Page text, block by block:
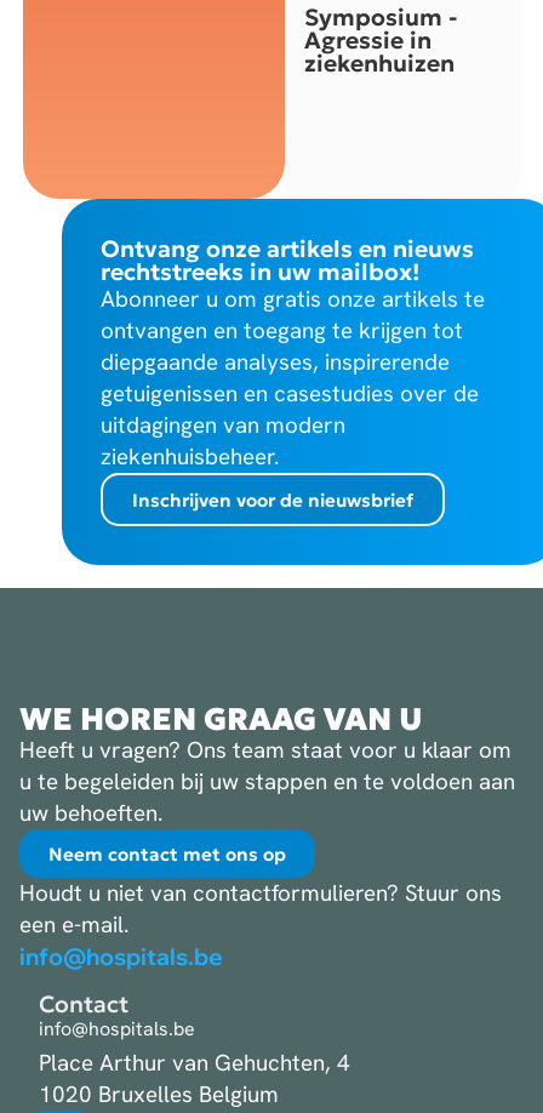
Symposium -
Agressie in
ziekenhuizen
Ontvang onze artikels en nieuws
rechtstreeks in uw mailbox!
Abonneer u om gratis onze artikels te
ontvangen en toegang te krijgen tot
diepgaande analyses, inspirerende
getuigenissen en casestudies over de
uitdagingen van modern
ziekenhuisbeheer.
Inschrijven voor de nieuwsbrief
WE HOREN GRAAG VAN U
Heeft u vragen? Ons team staat voor u klaar om
u te begeleiden bij uw stappen en te voldoen aan
uw behoeften.
Neem contact met ons op
Houdt u niet van contactformulieren? Stuur ons
een e-mail.
info@hospitals.be
Contact
info@hospitals.be
Place Arthur van Gehuchten, 4
1020 Bruxelles Belgium